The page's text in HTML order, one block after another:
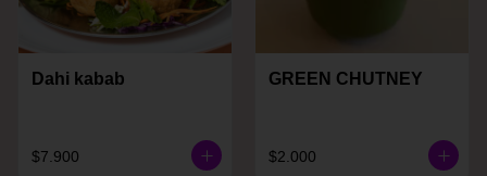
Dahi kabab
$7.900
GREEN CHUTNEY
$2.000